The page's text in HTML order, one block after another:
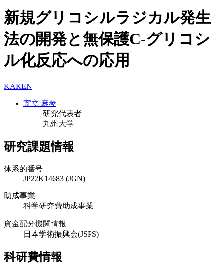
新規グリコシルラジカル発生
法の開発と無保護C-グリコシ
ル化反応への応用
KAKEN
寄立 麻琴
研究代表者
九州大学
研究課題情報
体系的番号
JP22K14683 (JGN)
助成事業
科学研究費助成事業
資金配分機関情報
日本学術振興会(JSPS)
科研費情報